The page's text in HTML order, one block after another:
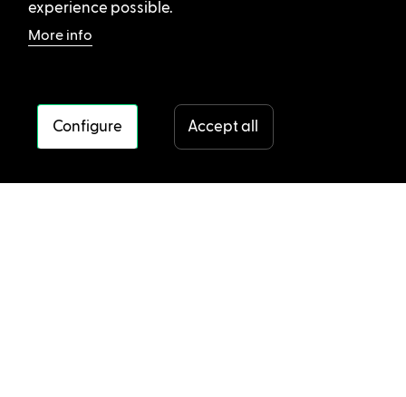
experience possible.
More info
Configure Accept all